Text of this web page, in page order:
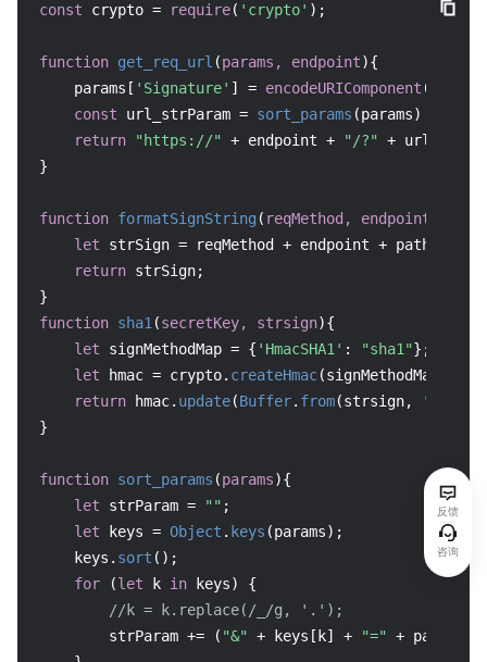
const crypto = require( 'crypto' );
function get_req_url (params, endpoint){
    params[
'Signature' ] = encodeURIComponent
const url_strParam = sort_params (params)
return
"https://" + endpoint + "/?"
+
}
function formatSignString ( reqMethod, endpoint,
let strSign = reqMethod + endpoint + path +
return strSign;
function sha1 (secretKey, strsign){
let signMethodMap = { 'HmacSHA1' : "sha1"};
let hmac = crypto. createHmac(signMethodMap[
return hmac. update(Buffer. from(strsign, 'utf8'
}
function sort_params (params){
let strParam = "" ;
let keys = Object . keys (params);
    keys.
sort ();
for (let k in keys) {
//k = k.replace(/_/g, '.');
        strParam += (
"&" + keys[k] + "="
+
反馈
咨询